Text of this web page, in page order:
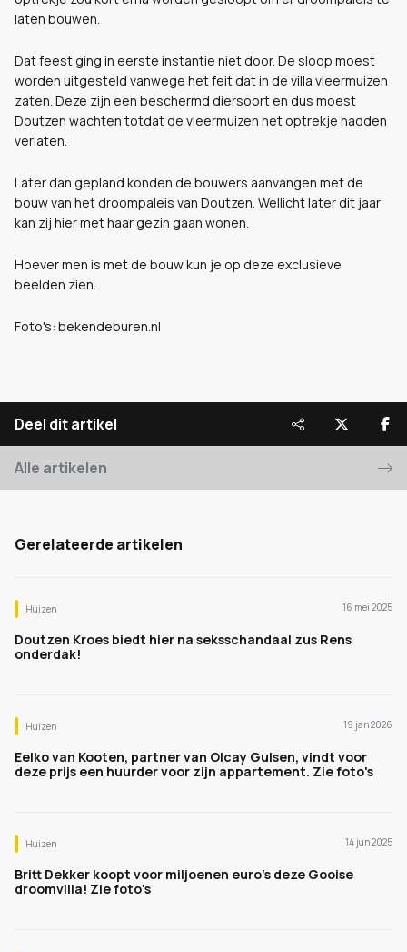
laten bouwen.
Dat feest ging in eerste instantie niet door. De sloop moest
worden uitgesteld vanwege het feit dat in de villa vleermuizen
zaten. Deze zijn een beschermd diersoort en dus moest
Doutzen wachten totdat de vleermuizen het optrekje hadden
verlaten.
Later dan gepland konden de bouwers aanvangen met de
bouw van het droompaleis van Doutzen. Wellicht later dit jaar
kan zij hier met haar gezin gaan wonen.
Hoever men is met de bouw kun je op deze exclusieve
beelden zien.
Foto's: bekendeburen.nl
Deel dit artikel
Alle artikelen
Gerelateerde artikelen
Huizen 16 mei 2025
Doutzen Kroes biedt hier na seksschandaal zus Rens
onderdak!
Huizen 19 jan 2026
Eelko van Kooten, partner van Olcay Gulsen, vindt voor
deze prijs een huurder voor zijn appartement. Zie foto's
Huizen 14 jun 2025
Britt Dekker koopt voor miljoenen euro's deze Gooise
droomvilla! Zie foto's